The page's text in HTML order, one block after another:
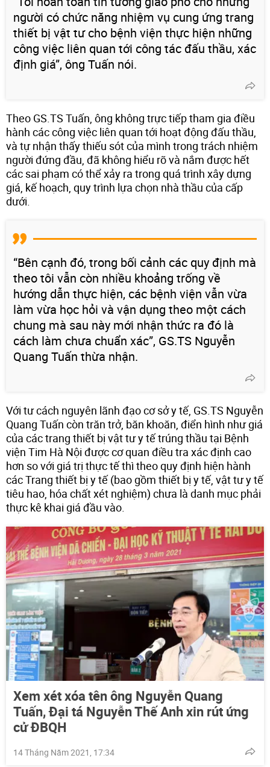
người có chức năng nhiệm vụ cung ứng trang
thiết bị vật tư cho bệnh viện thực hiện những
công việc liên quan tới công tác đấu thầu, xác
định giá”, ông Tuấn nói.
Theo GS.TS Tuấn, ông không trực tiếp tham gia điều
hành các công việc liên quan tới hoạt động đấu thầu,
và tự nhận thấy thiếu sót của mình trong trách nhiệm
người đứng đầu, đã không hiểu rõ và nắm được hết
các sai phạm có thể xảy ra trong quá trình xây dựng
giá, kế hoạch, quy trình lựa chọn nhà thầu của cấp
dưới.
“Bên cạnh đó, trong bối cảnh các quy định mà
theo tôi vẫn còn nhiều khoảng trống về
hướng dẫn thực hiện, các bệnh viện vẫn vừa
làm vừa học hỏi và vận dụng theo một cách
chung mà sau này mới nhận thức ra đó là
cách làm chưa chuẩn xác”, GS.TS Nguyễn
Quang Tuấn thừa nhận.
Với tư cách nguyên lãnh đạo cơ sở y tế, GS.TS Nguyễn
Quang Tuấn còn trăn trở, băn khoăn, điển hình như giá
của các trang thiết bị vật tư y tế trúng thầu tại Bệnh
viện Tim Hà Nội được cơ quan điều tra xác định cao
hơn so với giá trị thực tế thì theo quy định hiện hành
các Trang thiết bị y tế (bao gồm thiết bị y tế, vật tư y tế
tiêu hao, hóa chất xét nghiệm) chưa là danh mục phải
thực kê khai giá đầu vào.
Xem xét xóa tên ông Nguyễn Quang
Tuấn, Đại tá Nguyễn Thế Anh xin rút ứng
cử ĐBQH
14 Tháng Năm 2021, 17:34